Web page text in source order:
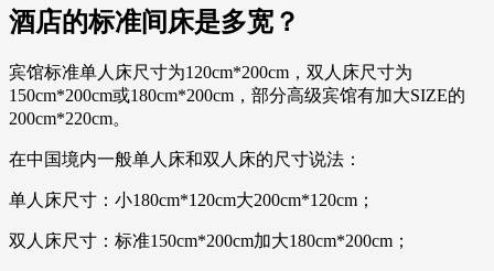
酒店的标准间床是多宽？
宾馆标准单人床尺寸为120cm*200cm，双人床尺寸为
150cm*200cm或180cm*200cm，部分高级宾馆有加大SIZE的
200cm*220cm。
在中国境内一般单人床和双人床的尺寸说法：
单人床尺寸：小180cm*120cm大200cm*120cm；
双人床尺寸：标准150cm*200cm加大180cm*200cm；